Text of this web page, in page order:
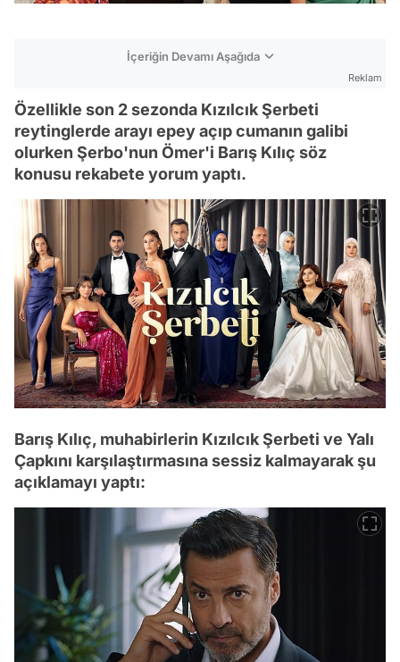
İçeriğin Devamı Aşağıda
Reklam
Özellikle son 2 sezonda Kızılcık Şerbeti
reytinglerde arayı epey açıp cumanın galibi
olurken Şerbo'nun Ömer'i Barış Kılıç söz
konusu rekabete yorum yaptı.
Barış Kılıç, muhabirlerin Kızılcık Şerbeti ve Yalı
Çapkını karşılaştırmasına sessiz kalmayarak şu
açıklamayı yaptı: